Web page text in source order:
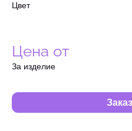
Детское
Цвет
Цена от
За изделие